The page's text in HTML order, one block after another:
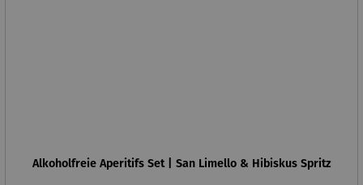
Alkoholfreie Aperitifs Set | San Limello & Hibiskus Spritz